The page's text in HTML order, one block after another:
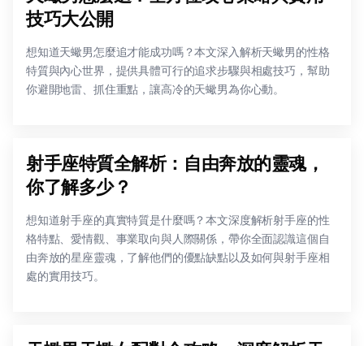
技巧大公開
想知道天蠍男怎麼追才能成功嗎？本文深入解析天蠍男的性格
特質與內心世界，提供具體可行的追求步驟與相處技巧，幫助
你避開地雷、抓住重點，讓高冷的天蠍男為你心動。
射手座特質全解析：自由奔放的靈魂，
你了解多少？
想知道射手座的真實特質是什麼嗎？本文深度解析射手座的性
格特點、愛情觀、事業取向與人際關係，帶你全面認識這個自
由奔放的星座靈魂，了解他們的優點缺點以及如何與射手座相
處的實用技巧。